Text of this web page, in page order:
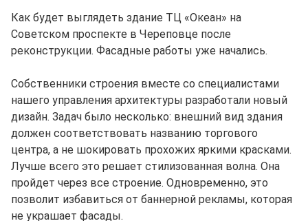
Как будет выглядеть здание ТЦ «Океан» на
Советском проспекте в Череповце после
реконструкции. Фасадные работы уже начались.
Собственники строения вместе со специалистами
нашего управления архитектуры разработали новый
дизайн. Задач было несколько: внешний вид здания
должен соответствовать названию торгового
центра, а не шокировать прохожих яркими красками.
Лучше всего это решает стилизованная волна. Она
пройдет через все строение. Одновременно, это
позволит избавиться от баннерной рекламы, которая
не украшает фасады.